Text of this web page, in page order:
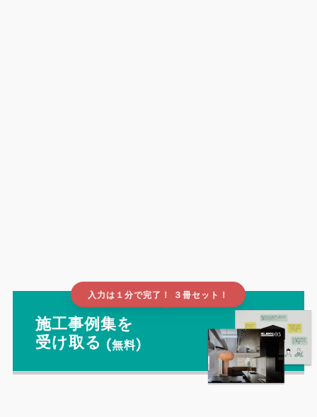
入力は１分で完了！ ３冊セット！
▲
施工事例集を
受け取る (無料)